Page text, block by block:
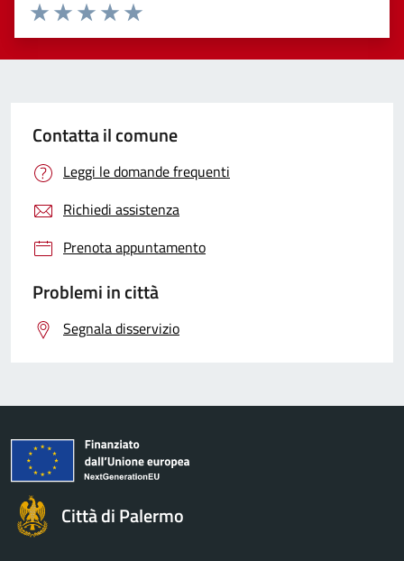
Valuta 5 stelle su 5
Valuta 4 stelle su 5
Valuta 3 stelle su 5
Valuta 2 stelle su 5
Valuta 1 stelle su 5
Contatta il comune
Leggi le domande frequenti
Richiedi assistenza
Prenota appuntamento
Problemi in città
Segnala disservizio
Città di Palermo